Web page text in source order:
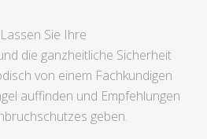
Lassen Sie Ihre
die ganzheitliche Sicherheit
von einem Fachkundigen
auffinden und Empfehlungen
geben.